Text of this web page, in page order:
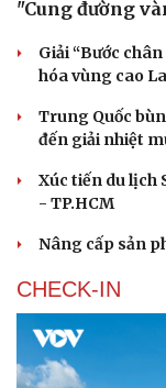
"Cung đường
Giải “Bước
hóa vùng cao
Trung Quốc
đến giải nhiệt
Xúc tiến du lịch
- TP.HCM
Nâng cấp sản
CHECK-IN